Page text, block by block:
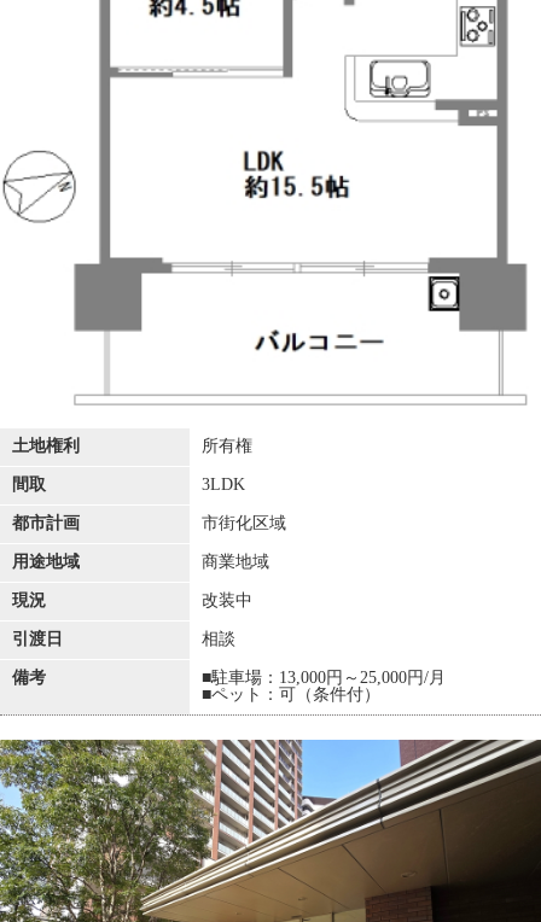
土地権利 所有権
間取 3LDK
都市計画 市街化区域
用途地域 商業地域
現況 改装中
引渡日 相談
備考
■駐車場：13,000円～25,000円/月
■ペット：可（条件付）